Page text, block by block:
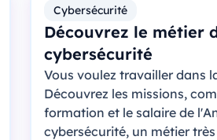
Cybersécurité
Découvrez le métier
cybersécurité
Vous voulez travailler dans
Découvrez les missions,
formation et le salaire de
cybersécurité, un métier